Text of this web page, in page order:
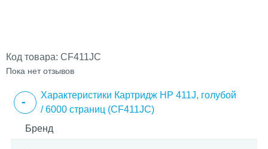
Код товара: CF411JC
Пока нет отзывов
Характеристики Картридж HP 411J, голубой
/ 6000 страниц (CF411JC)
Бренд